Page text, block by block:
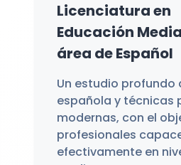
Licenciatura en
Educación
área de Español
Un estudio profundo
española y técnicas
modernas, con el
profesionales
efectivamente en